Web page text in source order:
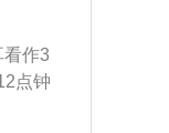
如果
急措
有的
后将
东
作3
点钟
住